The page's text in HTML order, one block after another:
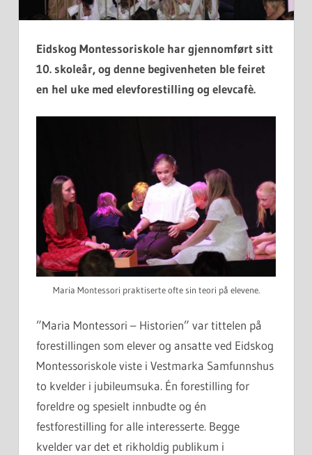
Eidskog Montessoriskole har gjennomført sitt
10. skoleår, og denne begivenheten ble feiret
en hel uke med elevforestilling og elevcafè.
Maria Montessori praktiserte ofte sin teori på elevene.
”Maria Montessori – Historien” var tittelen på
forestillingen som elever og ansatte ved Eidskog
Montessoriskole viste i Vestmarka Samfunnshus
to kvelder i jubileumsuka. Én forestilling for
foreldre og spesielt innbudte og én
festforestilling for alle interesserte. Begge
kvelder var det et rikholdig publikum i